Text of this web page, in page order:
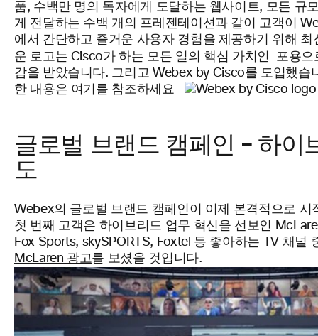
품, 수백만 명의 독자에게 도달하는 웹사이트, 모든 규
게 전달하는 수백 개의 프레젠테이션과 같이 고객이
에서 간단하고 즐거운 사용자 경험을 제공하기 위해
운 로고는 Cisco가 하는 모든 일의 핵심 가치인 포용으
감을 받았습니다. 그리고 Webex by Cisco를 도입했습
한 내용은 여기 를 참조하세요
글로벌 브랜드 캠페인 – 하이
도
Webex의 글로벌 브랜드 캠페인이 이제 본격적으로 시
첫 번째 고객은 하이브리드 업무 혁신을 선보인
Fox Sports, skySPORTS, Foxtel 등 좋아하는 TV 채널
McLaren 광고를 보셨을 것입니다.